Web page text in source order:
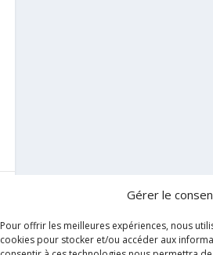
Gérer le
Pour offrir les meilleures expériences, nous
cookies pour stocker et/ou accéder aux